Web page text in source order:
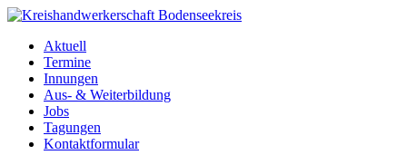
Aktuell
Termine
Innungen
Aus- & Weiterbildung
Jobs
Tagungen
Kontaktformular